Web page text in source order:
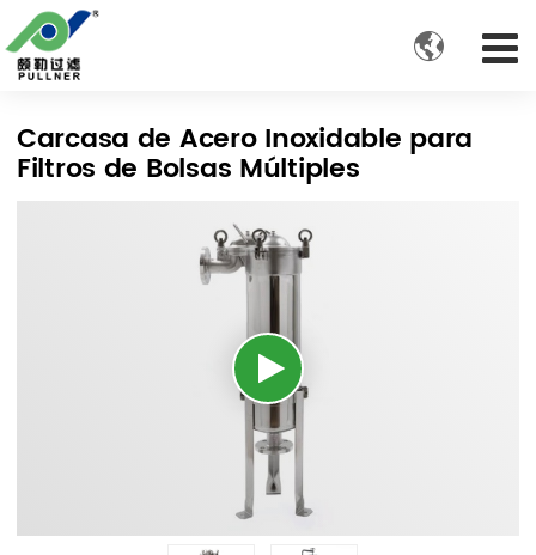

Carcasa de Acero Inoxidable para
Filtros de Bolsas Múltiples